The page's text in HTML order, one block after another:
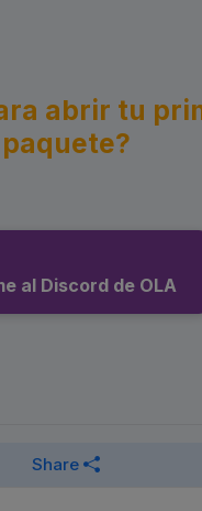
abrir tu
paquete?
al Discord de OLA
Share